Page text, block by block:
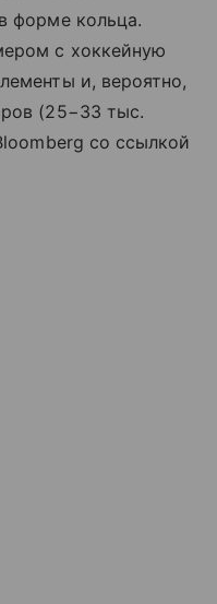
в форме кольца.
с хоккейную
и, вероятно,
(25−33 тыс.
со ссылкой